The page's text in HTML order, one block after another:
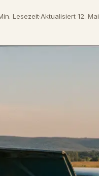
Lesezeit·Aktualisiert 12.